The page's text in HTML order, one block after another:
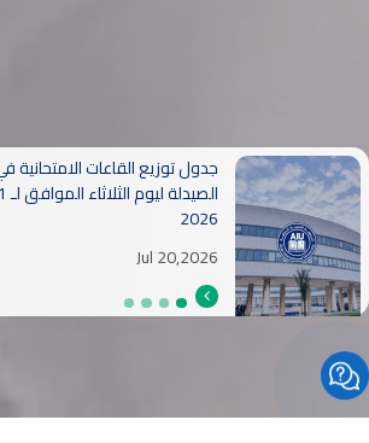
جدول توزيع القاعات الامتحانية
2026
Jul 19,2026